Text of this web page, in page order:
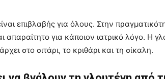
επιβλαβής για όλους. Στην
απαραίτητο για κάποιον ιατρικό λόγο. Η
στο σιτάρι, το κριθάρι και τη σίκαλη.